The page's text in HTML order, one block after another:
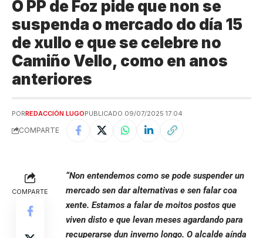
O PP de Foz pide que non se
suspenda o mercado do día 15
de xullo e que se celebre no
Camiño Vello, como en anos
anteriores
PORREDACCIÓN LUGOPUBLICADO 09/07/2025 17:04
COMPARTE
COMPARTE
“Non entendemos como se pode suspender un
mercado sen dar alternativas e sen falar coa
xente. Estamos a falar de moitos postos que
viven disto e que levan meses agardando para
recuperarse dun inverno longo. O alcalde aínda